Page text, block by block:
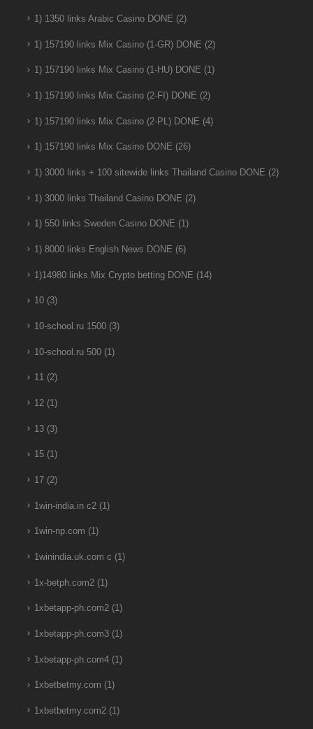
1) 1350 links Arabic Casino DONE (2)
1) 157190 links Mix Casino (1-GR) DONE (2)
1) 157190 links Mix Casino (1-HU) DONE (1)
1) 157190 links Mix Casino (2-FI) DONE (2)
1) 157190 links Mix Casino (2-PL) DONE (4)
1) 157190 links Mix Casino DONE (26)
1) 3000 links + 100 sitewide links Thailand Casino DONE (2)
1) 3000 links Thailand Casino DONE (2)
1) 550 links Sweden Casino DONE (1)
1) 8000 links English News DONE (6)
1)14980 links Mix Crypto betting DONE (14)
10(3)
10-school.ru 1500(3)
10-school.ru 500(1)
11(2)
12(1)
13(3)
15(1)
17(2)
1win-india.in c2(1)
1win-np.com (1)
1winindia.uk.com c (1)
1x-betph.com2(1)
1xbetapp-ph.com2(1)
1xbetapp-ph.com3(1)
1xbetapp-ph.com4(1)
1xbetbetmy.com (1)
1xbetbetmy.com2(1)